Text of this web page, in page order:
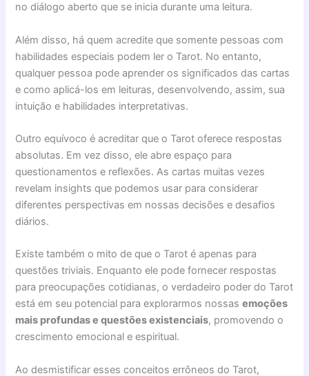
no diálogo aberto que se inicia durante uma leitura.
Além disso, há quem acredite que somente pessoas com
habilidades especiais podem ler o Tarot. No entanto,
qualquer pessoa pode aprender os significados das cartas
e como aplicá-los em leituras, desenvolvendo, assim, sua
intuição e habilidades interpretativas.
Outro equívoco é acreditar que o Tarot oferece respostas
absolutas. Em vez disso, ele abre espaço para
questionamentos e reflexões. As cartas muitas vezes
revelam insights que podemos usar para considerar
diferentes perspectivas em nossas decisões e desafios
diários.
Existe também o mito de que o Tarot é apenas para
questões triviais. Enquanto ele pode fornecer respostas
para preocupações cotidianas, o verdadeiro poder do Tarot
está em seu potencial para explorarmos nossasemoções
mais profundas e questões existenciais, promovendo o
crescimento emocional e espiritual.
Ao desmistificar esses conceitos errôneos do Tarot,